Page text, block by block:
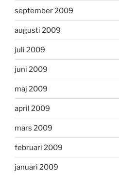
september 2009
augusti 2009
juli 2009
juni 2009
maj 2009
april 2009
mars 2009
februari 2009
januari 2009